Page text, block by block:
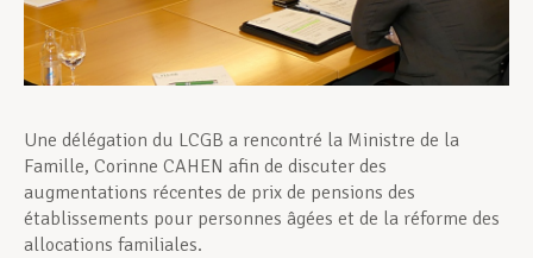
Une délégation du LCGB a rencontré la Ministre de la
Famille, Corinne CAHEN afin de discuter des
augmentations récentes de prix de pensions des
établissements pour personnes âgées et de la réforme des
allocations familiales.